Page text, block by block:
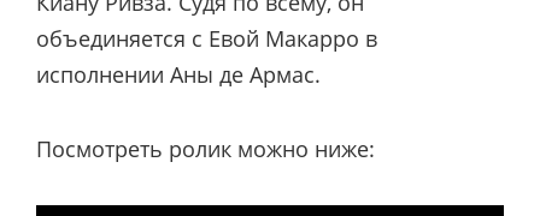
объединяется с Евой Макарро в
исполнении Аны де Армас.
Посмотреть ролик можно ниже: